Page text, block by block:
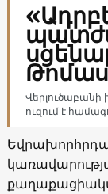
Վերլուծաբանի
ուզում է